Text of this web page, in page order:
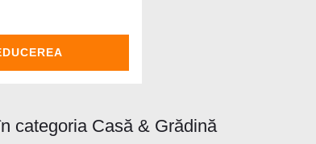
categoria Casă & Grădină